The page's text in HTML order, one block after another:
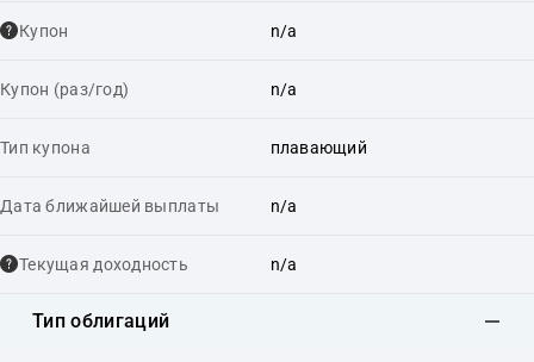
Купон n/a
Купон (раз/год) n/a
Тип купона плавающий
Дата ближайшей выплаты n/a
Текущая доходность n/a
Тип облигаций